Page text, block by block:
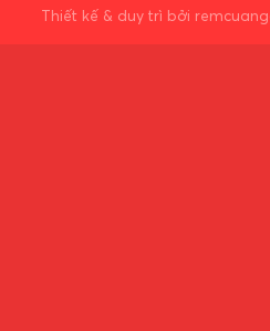
Thiết kế & duy trì bởi